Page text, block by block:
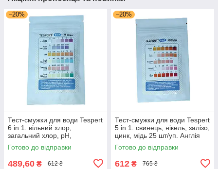
–20%
Тест-смужки для води Tespert
6 in 1: вільний хлор,
загальний хлор, рН,
жорсткість, лужність,
ціанурова кислота 25 шт/уп.
Готово до відправки
489,60 ₴ 612 ₴
–20%
Тест-смужки для води Tespert
5 in 1: свинець, нікель, залізо,
цинк, мідь 25 шт/уп. Англія
Готово до відправки
612 ₴ 765 ₴